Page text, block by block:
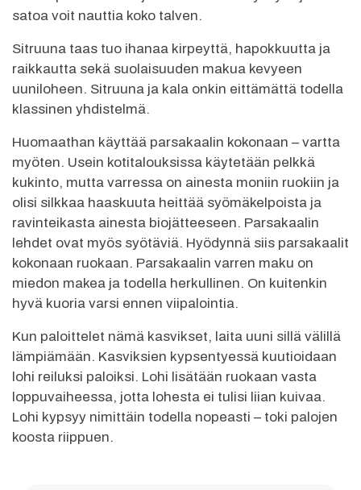
satoa voit nauttia koko talven.
Sitruuna taas tuo ihanaa kirpeyttä, hapokkuutta ja
raikkautta sekä suolaisuuden makua kevyeen
uuniloheen. Sitruuna ja kala onkin eittämättä todella
klassinen yhdistelmä.
Huomaathan käyttää parsakaalin kokonaan – vartta
myöten. Usein kotitalouksissa käytetään pelkkä
kukinto, mutta varressa on ainesta moniin ruokiin ja
olisi silkkaa haaskuuta heittää syömäkelpoista ja
ravinteikasta ainesta biojätteeseen. Parsakaalin
lehdet ovat myös syötäviä. Hyödynnä siis parsakaalit
kokonaan ruokaan. Parsakaalin varren maku on
miedon makea ja todella herkullinen. On kuitenkin
hyvä kuoria varsi ennen viipalointia.
Kun paloittelet nämä kasvikset, laita uuni sillä välillä
lämpiämään. Kasviksien kypsentyessä kuutioidaan
lohi reiluksi paloiksi. Lohi lisätään ruokaan vasta
loppuvaiheessa, jotta lohesta ei tulisi liian kuivaa.
Lohi kypsyy nimittäin todella nopeasti – toki palojen
koosta riippuen.